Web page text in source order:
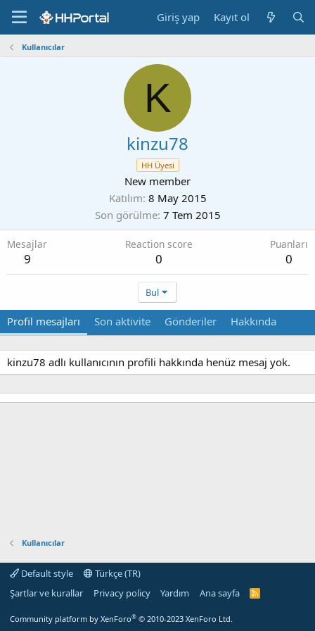
Giriş yap Kayıt ol
Kullanıcılar
K
kinzu78
HH Üyesi
New member
Katılım 8 May 2015
Son görülme 7 Tem 2015
Mesajlar
9
Reaction score
0
Puanları
0
Bul
Profil mesajları Son aktivite Gönderiler Hakkında
kinzu78 adlı kullanıcının profili hakkında henüz mesaj yok.
Kullanıcılar
Default style
Türkçe (TR)
Şartlar ve kurallar
Privacy policy Yardım Ana sayfa
R
Community platform by XenForo® © 2010-2023 XenForo Ltd.